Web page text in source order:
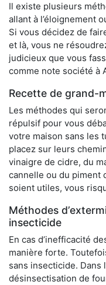
Il existe plusieurs
allant à l’éloignement
Si vous décidez de
et là, vous ne
judicieux que vous
comme note société à
Recette de grand-
Les méthodes qui
répulsif pour vous
votre maison sans les
placez sur leurs
vinaigre de cidre, du
cannelle ou du piment
soient utiles, vous
Méthodes
insecticide
En cas d’inefficacité
manière forte.
sans insecticide. Dans
désinsectisation de